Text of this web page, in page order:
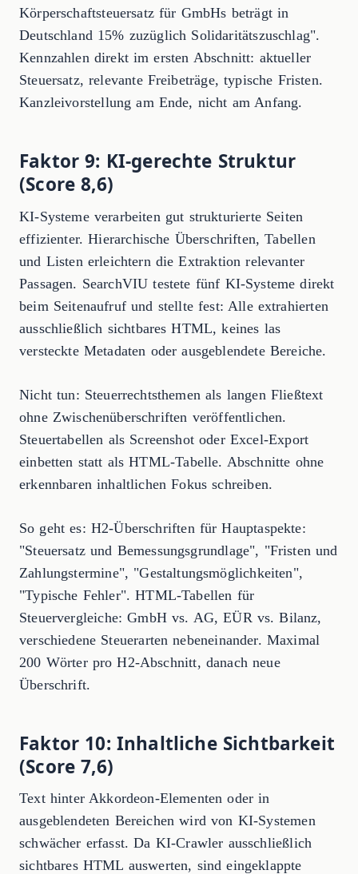
Körperschaftsteuersatz für GmbHs beträgt in
Deutschland 15% zuzüglich Solidaritätszuschlag".
Kennzahlen direkt im ersten Abschnitt: aktueller
Steuersatz, relevante Freibeträge, typische Fristen.
Kanzleivorstellung am Ende, nicht am Anfang.
Faktor 9: KI-gerechte Struktur
(Score 8,6)
KI-Systeme verarbeiten gut strukturierte Seiten
effizienter. Hierarchische Überschriften, Tabellen
und Listen erleichtern die Extraktion relevanter
Passagen. SearchVIU testete fünf KI-Systeme direkt
beim Seitenaufruf und stellte fest: Alle extrahierten
ausschließlich sichtbares HTML, keines las
versteckte Metadaten oder ausgeblendete Bereiche.
Nicht tun: Steuerrechtsthemen als langen Fließtext
ohne Zwischenüberschriften veröffentlichen.
Steuertabellen als Screenshot oder Excel-Export
einbetten statt als HTML-Tabelle. Abschnitte ohne
erkennbaren inhaltlichen Fokus schreiben.
So geht es: H2-Überschriften für Hauptaspekte:
"Steuersatz und Bemessungsgrundlage", "Fristen und
Zahlungstermine", "Gestaltungsmöglichkeiten",
"Typische Fehler". HTML-Tabellen für
Steuervergleiche: GmbH vs. AG, EÜR vs. Bilanz,
verschiedene Steuerarten nebeneinander. Maximal
200 Wörter pro H2-Abschnitt, danach neue
Überschrift.
Faktor 10: Inhaltliche Sichtbarkeit
(Score 7,6)
Text hinter Akkordeon-Elementen oder in
ausgeblendeten Bereichen wird von KI-Systemen
schwächer erfasst. Da KI-Crawler ausschließlich
sichtbares HTML auswerten, sind eingeklappte